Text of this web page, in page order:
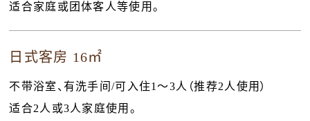
适合家庭或团体客人等使用。
日式客房 16㎡
不带浴室、有洗手间/可入住1〜3人（推荐2人使用）
适合2人或3人家庭使用。